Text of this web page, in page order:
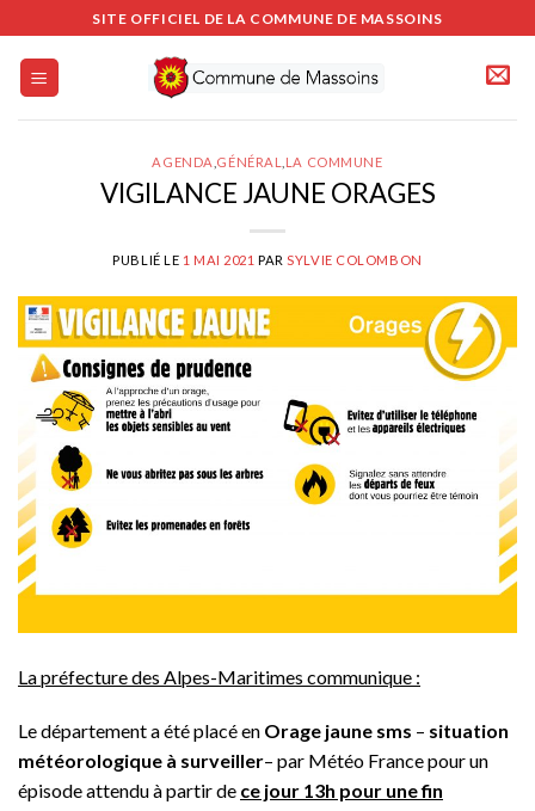
au
contenu
SITE OFFICIEL DE LA COMMUNE DE MASSOINS
AGENDA GÉNÉRAL LA COMMUNE
VIGILANCE JAUNE ORAGES
PUBLIÉ LE 1 MAI 2021 PAR SYLVIE COLOMBON
La préfecture des Alpes-Maritimes communique :
Le département a été placé en Orage jaune sms – situation
météorologique à surveiller– par Météo France pour un
épisode attendu à partir de ce jour 13h pour une fin